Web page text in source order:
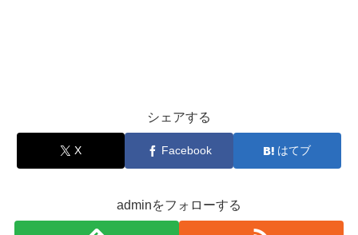
シェアする
X Facebook はてブ
adminをフォローする